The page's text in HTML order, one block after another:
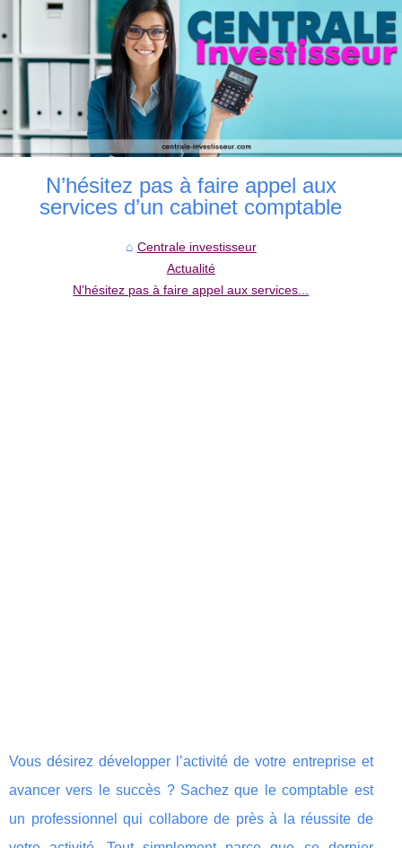
N’hésitez pas à faire appel aux
services d’un cabinet comptable
Centrale investisseur
Actualité
N’hésitez pas à faire appel aux services...
Vous désirez développer l’activité de votre entreprise et
avancer vers le succès ? Sachez que le comptable est
un professionnel qui collabore de près à la réussite de